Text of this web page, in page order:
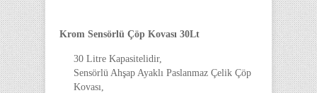
Krom Sensörlü Çöp Kovası 30Lt
30 Litre Kapasitelidir,
Sensörlü Ahşap Ayaklı Paslanmaz Çelik Çöp
Kovası,